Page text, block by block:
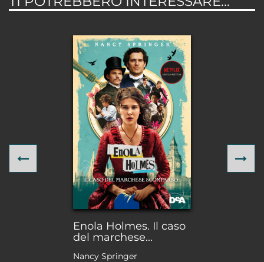
Enola Holmes. Il caso
del marchese...
Nancy Springer
Previous